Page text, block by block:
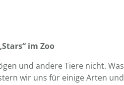
im Zoo
und andere Tiere nicht. Was
wir uns für einige Arten und